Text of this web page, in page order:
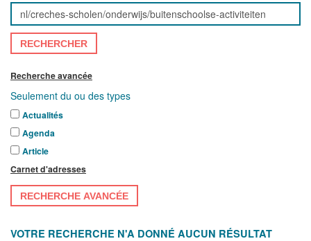
RECHERCHER
Recherche avancée
Seulement du ou des types
Actualités
Agenda
Article
Carnet d'adresses
RECHERCHE AVANCÉE
VOTRE RECHERCHE N'A DONNÉ AUCUN RÉSULTAT